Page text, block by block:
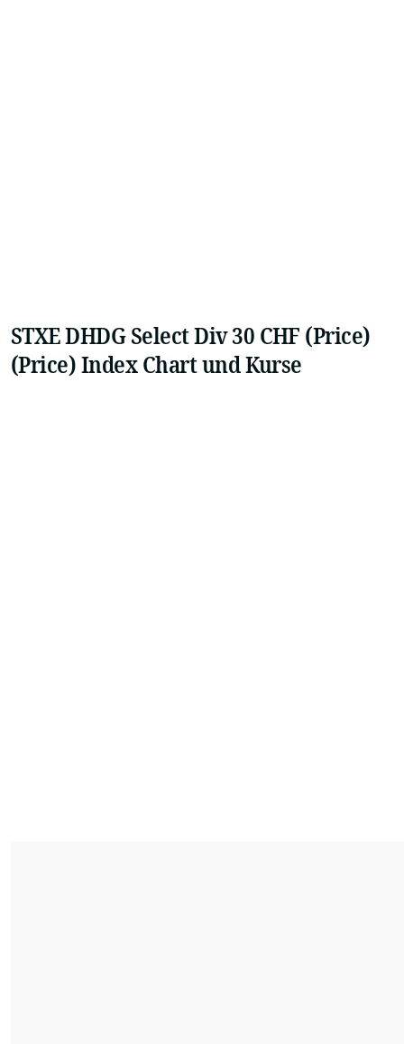
STXE DHDG Select Div 30 CHF (Price)
(Price) Index Chart und Kurse